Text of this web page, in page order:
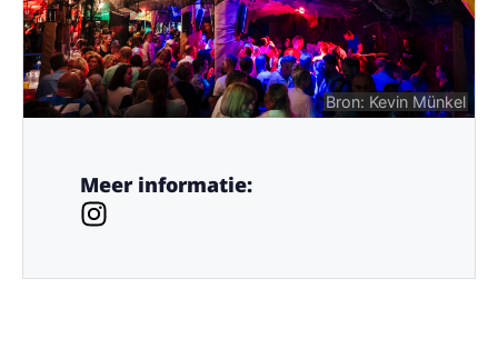
Bron: Kevin Münkel
Meer informatie: